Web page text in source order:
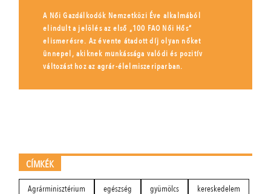
A Női Gazdálkodók Nemzetközi Éve alkalmából
elindult a jelölés az első „100 FAO Női Hős”
elismerésre. Az évente átadott díj olyan nőket
ünnepel, akiknek munkássága valódi és pozitív
változást hoz az agrár-élelmiszeriparban.
CÍMKÉK
Agrárminisztérium egészség gyümölcs
kereskedelem